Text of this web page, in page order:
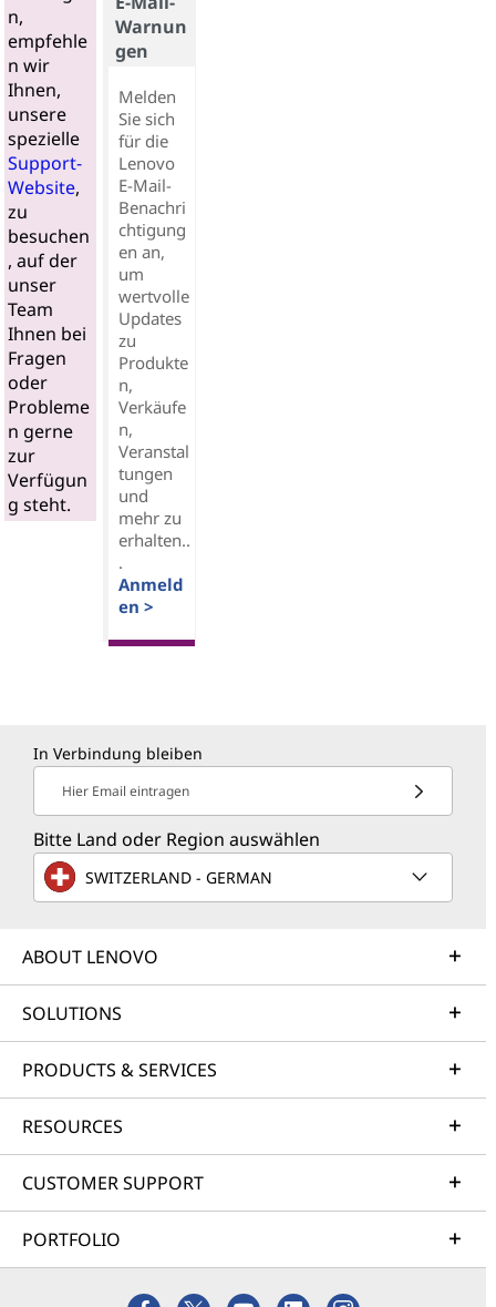
n,
empfehle
n wir
Ihnen,
unsere
spezielle
Support-
Website,
zu
besuchen
, auf der
unser
Team
Ihnen bei
Fragen
oder
Probleme
n gerne
zur
Verfügun
g steht.
Warnun
gen
Melden
Sie sich
für die
Lenovo
E-Mail-
Benachri
chtigung
en an,
um
wertvolle
Updates
zu
Produkte
n,
Verkäufe
n,
Veranstal
tungen
und
mehr zu
erhalten..
.
Anmeld
en >
In Verbindung bleiben
Hier Email eintragen
Bitte Land oder Region auswählen
SWITZERLAND - GERMAN
ABOUT LENOVO
SOLUTIONS
PRODUCTS & SERVICES
RESOURCES
CUSTOMER SUPPORT
PORTFOLIO